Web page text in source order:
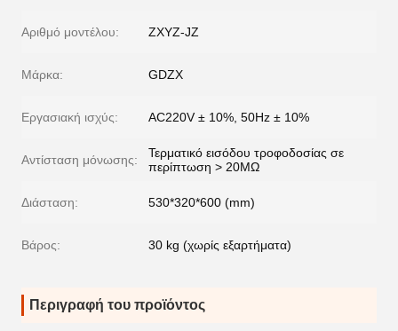
Αριθμό μοντέλου: ZXYZ-JZ
Μάρκα: GDZX
Εργασιακή ισχύς: AC220V ± 10%, 50Hz ± 10%
Αντίσταση μόνωσης:
Τερματικό εισόδου τροφοδοσίας σε
περίπτωση > 20MΩ
Διάσταση: 530*320*600 (mm)
Βάρος: 30 kg (χωρίς εξαρτήματα)
Περιγραφή του προϊόντος